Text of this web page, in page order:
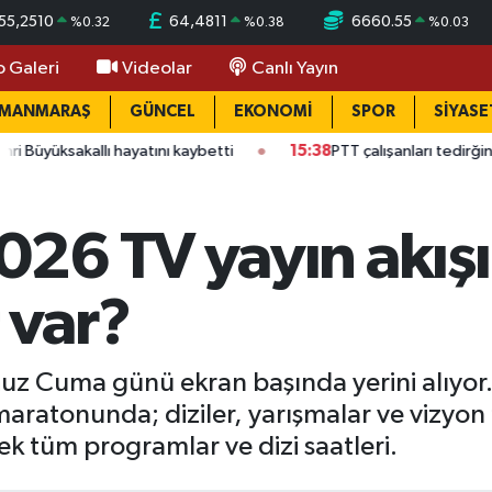
%0.32 64,4811 %0.38 6660.55 %0.03
Galeri Videolar Canlı Yayın
GÜNCEL EKONOMİ SPOR
hayatını kaybetti 15:38 PTT çalışanları tedirğin! Ateş:
TV yayın
Cuma günü ekran başında yerini
diziler, yarışmalar ve
tüm programlar ve dizi saatleri.